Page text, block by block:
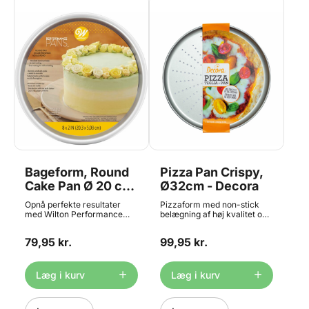
Bageform, Round
Cake Pan Ø 20 cm,
Performance
Pans, Wilton
Opnå perfekte resultater
med Wilton Performance
både hverdagsbagere og
form, med en diameter på 20
cm og en dybde på 5 cm, er
skabt af anodiseret
aluminium, som sikrer rustfri
holdbarhed og en jævn
79,95 kr.
Læg i kurv
Pizza Pan Crispy,
Ø32cm - Decora
Pizzaform med non-stick
belægning af høj kvalitet og
bruge og er perfekt til at lave
Størrelse: Ø32 cm H 1,8 cm
99,95 kr.
Læg i kurv